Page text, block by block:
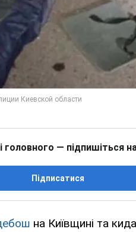
головного — підпишіться
Підписатися
на Київщині та